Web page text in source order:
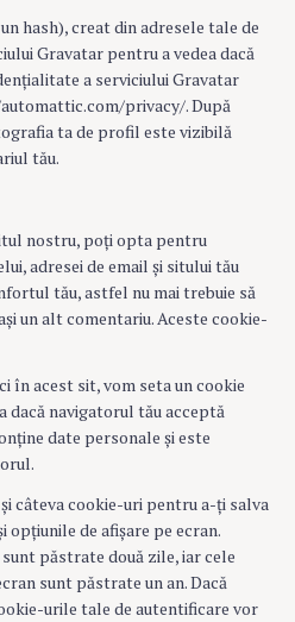
hash), creat din adresele tale de
Gravatar pentru a vedea dacă
a serviciului Gravatar
privacy/. După
ta de profil este vizibilă
tău.
nostru, poți opta pentru
adresei de email și sitului tău
tău, astfel nu mai trebuie să
un alt comentariu. Aceste cookie-
în acest sit, vom seta un cookie
navigatorul tău acceptă
date personale și este
câteva cookie-uri pentru a-ți salva
de afișare pe ecran.
păstrate două zile, iar cele
sunt păstrate un an. Dacă
urile tale de autentificare vor